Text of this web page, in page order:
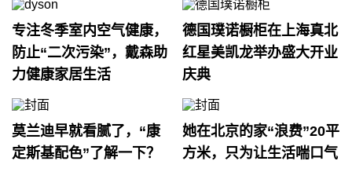
专注冬季室内空气健康，
防止“二次污染”，戴森助
力健康家居生活
德国璞诺橱柜在上海真北
红星美凯龙举办盛大开业
庆典
莫兰迪早就看腻了，“康
定斯基配色”了解一下？
她在北京的家“浪费”20平
方米，只为让生活喘口气